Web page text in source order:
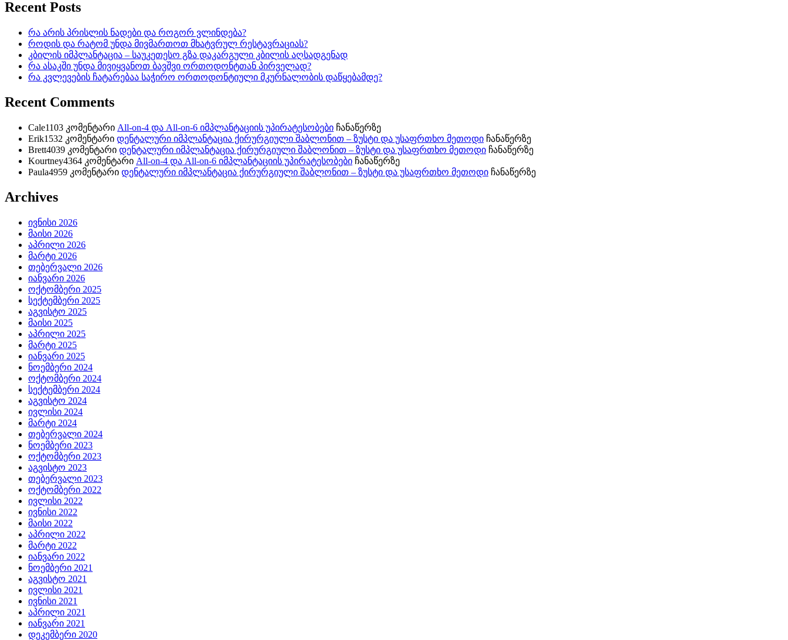
Recent Posts
რა არის პრისლის ნადები და როგორ ვლინდება?
როდის და რატომ უნდა მივმართოთ მხატვრულ რესტავრაციას?
კბილის იმპლანტაცია – საუკეთესო გზა დაკარგული კბილის აღსადგენად
რა ასაკში უნდა მივიყვანოთ ბავშვი ორთოდონტთან პირველად?
რა კვლევების ჩატარებაა საჭირო ორთოდონტიული მკურნალობის დაწყებამდე?
Recent Comments
Cale1103 კომენტარი All-on-4 და All-on-6 იმპლანტაციის უპირატესობები ჩანაწერზე
Erik1532 კომენტარი დენტალური იმპლანტაცია ქირურგიული შაბლონით – ზუსტი და უსაფრთხო მეთოდი ჩანაწერზე
Brett4039 კომენტარი დენტალური იმპლანტაცია ქირურგიული შაბლონით – ზუსტი და უსაფრთხო მეთოდი ჩანაწერზე
Kourtney4364 კომენტარი All-on-4 და All-on-6 იმპლანტაციის უპირატესობები ჩანაწერზე
Paula4959 კომენტარი დენტალური იმპლანტაცია ქირურგიული შაბლონით – ზუსტი და უსაფრთხო მეთოდი ჩანაწერზე
Archives
ივნისი 2026
მაისი 2026
აპრილი 2026
მარტი 2026
თებერვალი 2026
იანვარი 2026
ოქტომბერი 2025
სექტემბერი 2025
აგვისტო 2025
მაისი 2025
აპრილი 2025
მარტი 2025
იანვარი 2025
ნოემბერი 2024
ოქტომბერი 2024
სექტემბერი 2024
აგვისტო 2024
ივლისი 2024
მარტი 2024
თებერვალი 2024
ნოემბერი 2023
ოქტომბერი 2023
აგვისტო 2023
თებერვალი 2023
ოქტომბერი 2022
ივლისი 2022
ივნისი 2022
მაისი 2022
აპრილი 2022
მარტი 2022
იანვარი 2022
ნოემბერი 2021
აგვისტო 2021
ივლისი 2021
ივნისი 2021
აპრილი 2021
იანვარი 2021
დეკემბერი 2020